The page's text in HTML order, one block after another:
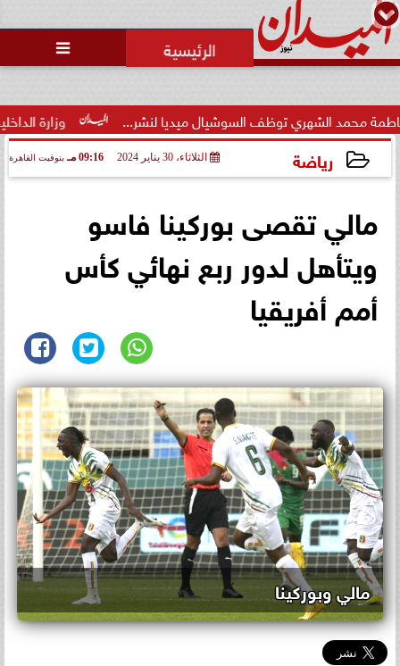

وزارة الداخلية تفتح باب التقديم توظف السوشيال ميديا لنشر...
رياضة الثلاثاء، 30 يناير 2024 09:16 مـ بتوقيت القاهرة
مالي تقصى بوركينا فاسو
ويتأهل لدور ربع نهائي كأس
أمم أفريقيا
مالي وبوركينا